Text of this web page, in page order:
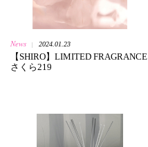
News 2024.01.23
【SHIRO】LIMITED FRAGRANCE
さくら219